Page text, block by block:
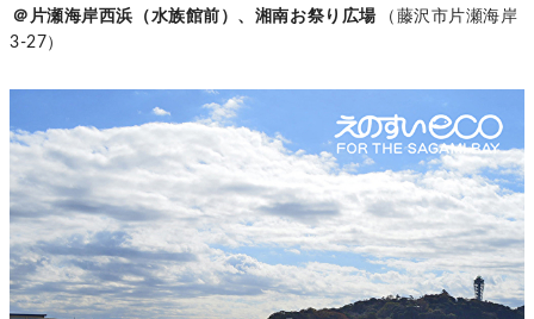
＠片瀬海岸西浜（水族館前）、湘南お祭り広場
（藤沢市片瀬海岸
3-27）